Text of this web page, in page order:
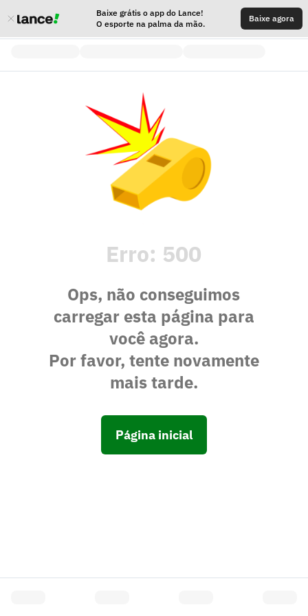
Baixe grátis o app do Lance!
O esporte na palma da mão.
Baixe agora
Erro: 500
Ops, não conseguimos
carregar esta página para
você agora.
Por favor, tente novamente
mais tarde.
Página inicial